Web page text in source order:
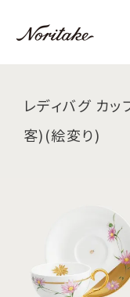
レディバグ カ
客)(絵変り)